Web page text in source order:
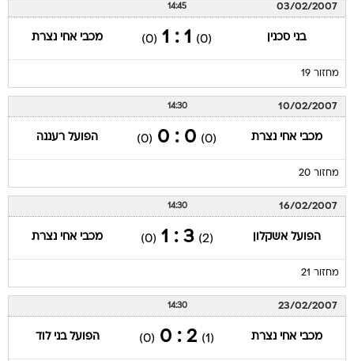
03/02/2007
14:45
בני סכנין (0)
1 : 1
(0) מכבי אחי נצרת
מחזור 19
10/02/2007
14:30
מכבי אחי נצרת (0)
0 : 0
(0) הפועל רעננה
מחזור 20
16/02/2007
14:30
הפועל אשקלון (2)
3 : 1
(0) מכבי אחי נצרת
מחזור 21
23/02/2007
14:30
מכבי אחי נצרת (1)
2 : 0
(0) הפועל בני לוד